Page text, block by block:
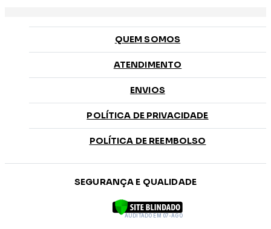
QUEM SOMOS
ATENDIMENTO
ENVIOS
POLÍTICA DE PRIVACIDADE
POLÍTICA DE REEMBOLSO
SEGURANÇA E QUALIDADE
AUDITADO EM 07-AGO